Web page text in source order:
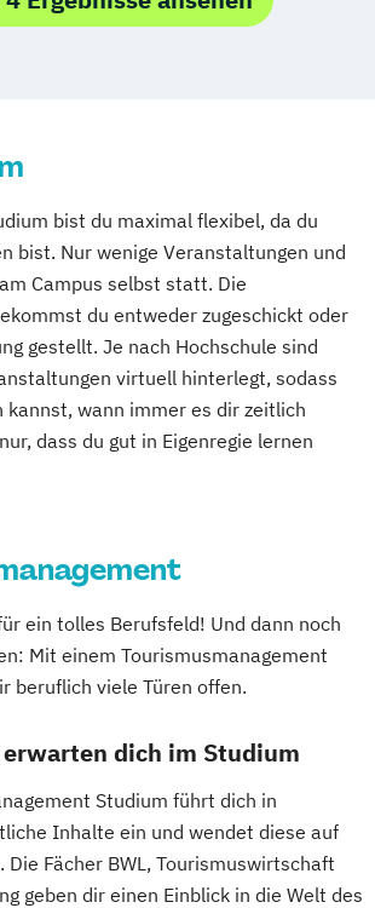
Regensburg Stade
bist du maximal flexibel, da du
bist. Nur wenige Veranstaltungen und
Campus selbst statt. Die
du entweder zugeschickt oder
gestellt. Je nach Hochschule sind
virtuell hinterlegt, sodass
kannst, wann immer es dir zeitlich
dass du gut in Eigenregie lernen
ein tolles Berufsfeld! Und dann noch
Mit einem Tourismusmanagement
beruflich viele Türen offen.
dich im Studium
Studium führt dich in
Inhalte ein und wendet diese auf
Die Fächer BWL, Tourismuswirtschaft
geben dir einen Einblick in die Welt des